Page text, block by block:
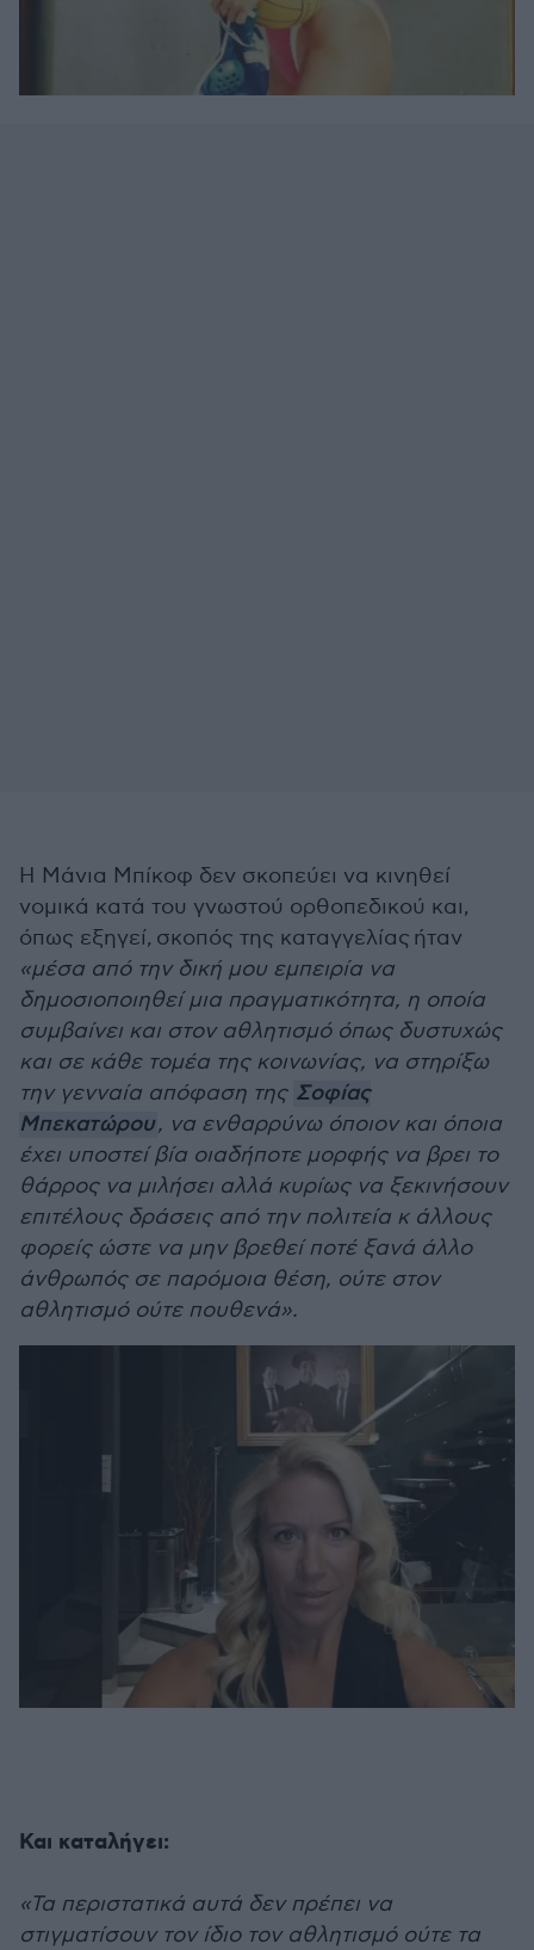
Η Μάνια Μπίκοφ δεν σκοπεύει να κινηθεί
νομικά κατά του γνωστού ορθοπεδικού και,
όπως εξηγεί, σκοπός της καταγγελίας ήταν
«μέσα από την δική μου εμπειρία να
δημοσιοποιηθεί μια πραγματικότητα, η οποία
συμβαίνει και στον αθλητισμό όπως δυστυχώς
και σε κάθε τομέα της κοινωνίας, να στηρίξω
την γενναία απόφαση της Σοφίας
Μπεκατώρου, να ενθαρρύνω όποιον και όποια
έχει υποστεί βία οιαδήποτε μορφής να βρει το
θάρρος να μιλήσει αλλά κυρίως να ξεκινήσουν
επιτέλους δράσεις από την πολιτεία κ άλλους
φορείς ώστε να μην βρεθεί ποτέ ξανά άλλο
άνθρωπός σε παρόμοια θέση, ούτε στον
αθλητισμό ούτε πουθενά».
Και καταλήγει:
«Τα περιστατικά αυτά δεν πρέπει να
στιγματίσουν τον ίδιο τον αθλητισμό ούτε τα